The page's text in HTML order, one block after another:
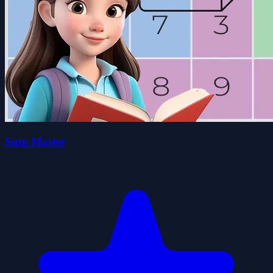
Sum Master